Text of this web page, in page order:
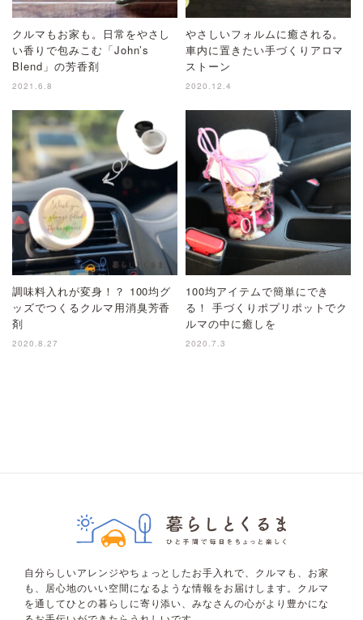
クルマもお家も。日常をやさし
い香りで包みこむ「John’s
Blend」の芳香剤
2021.6.8
やさしいフォルムに癒される。
車内に置きたい手づくりアロマ
ストーン
2020.12.4
調味料入れが変身！？ 100均グ
ッズでつくるクルマ用消臭芳香
剤
2020.8.27
100均アイテムで簡単にでき
る！ 手づくりポプリポットでク
ルマの中に癒しを
2020.7.3
自分らしいアレンジやちょっとしたお手入れで、クルマも、お家
も、居心地のいい空間になるような情報をお届けします。クルマ
を通してひとの暮らしに寄り添い、みなさんの心がより豊かにな